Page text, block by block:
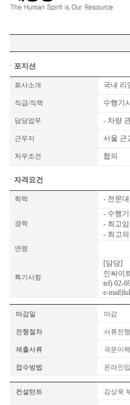
· 포지션
회사소개 국내
직급/직책 수행기
담당업무 - 차량
근무지 서울
처우조건 협의
· 자격요건
학력 - 전문
경력
- 수행
- 최고
- 최고
연령
특기사항
[담당]
인싸이
tel) 02-
e-
마감일 마감
전형절차 서류전
제출서류 국문이
접수방법 온라인
컨설턴트 김상욱